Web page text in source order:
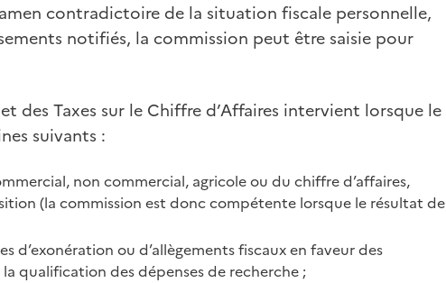
contradictoire de la situation fiscale personnelle,
notifiés, la commission peut être saisie pour
des Taxes sur le Chiffre d’Affaires intervient lorsque le
suivants :
non commercial, agricole ou du chiffre d’affaires,
(la commission est donc compétente lorsque le résultat de
d’exonération ou d’allègements fiscaux en faveur des
qualification des dépenses de recherche ;